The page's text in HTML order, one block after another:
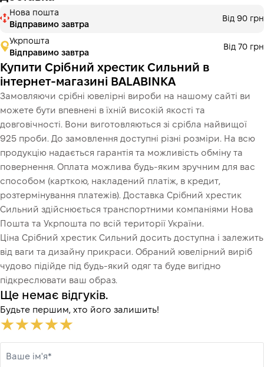
Нова пошта
Відправимо завтра
Від 90 грн
Укрпошта
Відправимо завтра
Від 70 грн
Купити Срібний хрестик Сильний в
інтернет-магазині BALABINKA
Замовляючи срібні ювелірні вироби на нашому сайті ви
можете бути впевнені в їхній високій якості та
довговічності. Вони виготовляються зі срібла найвищої
925 проби. До замовлення доступні різні розміри. На всю
продукцію надається гарантія та можливість обміну та
повернення. Оплата можлива будь-яким зручним для вас
способом (карткою, накладений платіж, в кредит,
розтермінування платежів). Доставка Срібний хрестик
Сильний здійснюється транспортними компаніями Нова
Пошта та Укрпошта по всій території України.
Ціна Срібний хрестик Сильний досить доступна і залежить
від ваги та дизайну прикраси. Обраний ювелірний виріб
чудово підійде під будь-який одяг та буде вигідно
підкреслювати ваш образ.
Ще немає відгуків.
Будьте першим, хто його залишить!
Ваше ім'я*